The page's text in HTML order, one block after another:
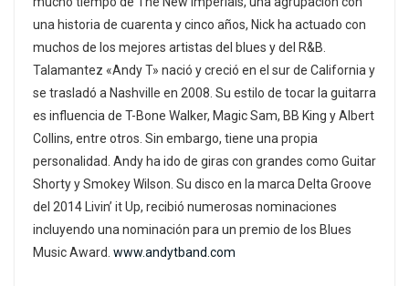
una historia de cuarenta y cinco años, Nick ha actuado con
muchos de los mejores artistas del blues y del R&B.
Talamantez «Andy T» nació y creció en el sur de California y
se trasladó a Nashville en 2008. Su estilo de tocar la guitarra
es influencia de T-Bone Walker, Magic Sam, BB King y Albert
Collins, entre otros. Sin embargo, tiene una propia
personalidad. Andy ha ido de giras con grandes como Guitar
Shorty y Smokey Wilson. Su disco en la marca Delta Groove
del 2014 Livin’ it Up, recibió numerosas nominaciones
incluyendo una nominación para un premio de los Blues
Music Award. www.andytband.com